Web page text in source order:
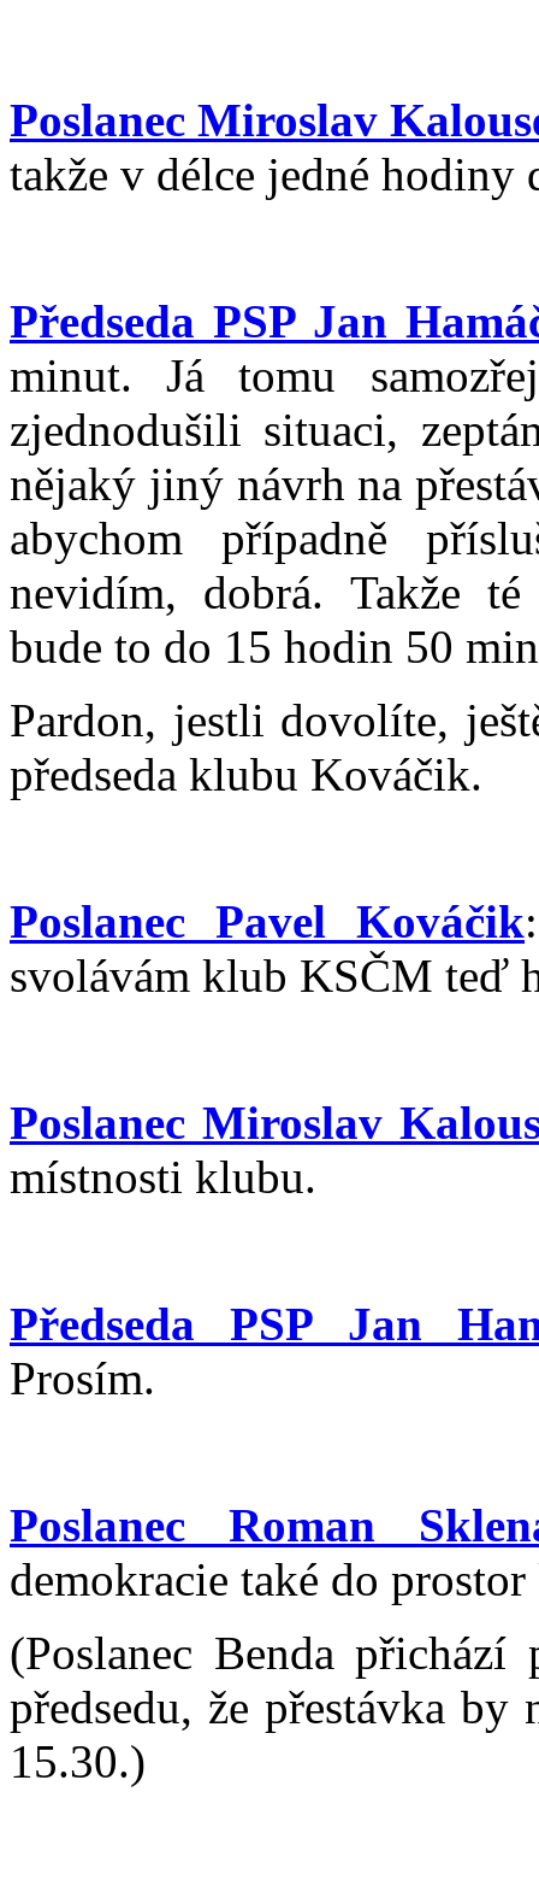
Poslanec Miroslav
takže v délce jedné
Předseda PSP Jan
minut. Já tomu
zjednodušili situaci,
nějaký jiný návrh na
abychom případně
nevidím, dobrá. Takže
bude to do 15 hodin 50
Pardon, jestli dovolíte,
předseda klubu Kováčik.
Poslanec Pavel Kováčik
svolávám klub KSČM teď
Poslanec Miroslav
místnosti klubu.
Předseda PSP Jan
Prosím.
Poslanec Roman
demokracie také do
(Poslanec Benda
předsedu, že přestávka
15.30.)